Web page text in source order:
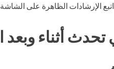
اتبع الإرشادات الظاهرة على
أثناء وبعد